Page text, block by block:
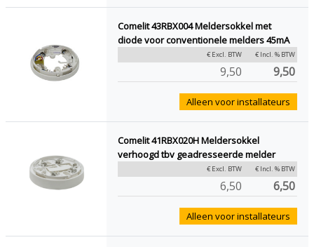
Comelit 43RBX004 Meldersokkel met
diode voor conventionele melders 45mA
€ Excl. BTW € Incl. % BTW
9,50 9,50
Alleen voor installateurs
Comelit 41RBX020H Meldersokkel
verhoogd tbv geadresseerde melder
€ Excl. BTW € Incl. % BTW
6,50 6,50
Alleen voor installateurs